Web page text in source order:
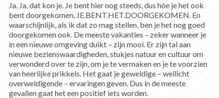
Ja. Ja, dat kon je. Je bent hier nog steeds, dus hóe je het ook
bent doorgekomen, JE.BENT.HET.DOORGEKOMEN. En
waarschijnlijk, als ik dat zo mag stellen, ben je het nog goed
doorgekomen ook. De meeste vakanties – zeker wanneer je
in een nieuwe omgeving duikt – zijn mooi. Er zijn tal aan
nieuwe bezienswaardigheden, stukjes natuur en cultuur om
verwonderd over te zijn, om je te vermaken en je te voorzien
van heerlijke prikkels. Het gaat je geweldige – wellicht
overweldigende – ervaringen geven. Dus in de meeste
gevallen gaat het een positief iets worden.